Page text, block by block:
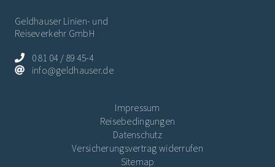
Geldhauser Linien- und
Reiseverkehr GmbH
0 81 04 / 89 45-4
info@geldhauser.de
Impressum
Reisebedingungen
Datenschutz
Versicherungsvertrag widerrufen
Sitemap